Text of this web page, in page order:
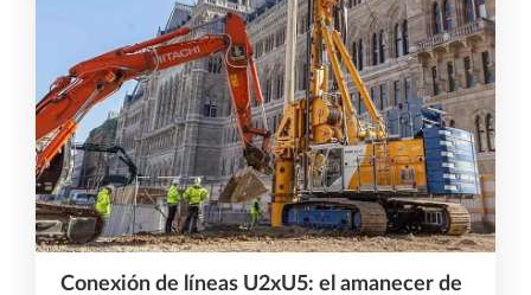
Conexión de líneas U2xU5: el amanecer de